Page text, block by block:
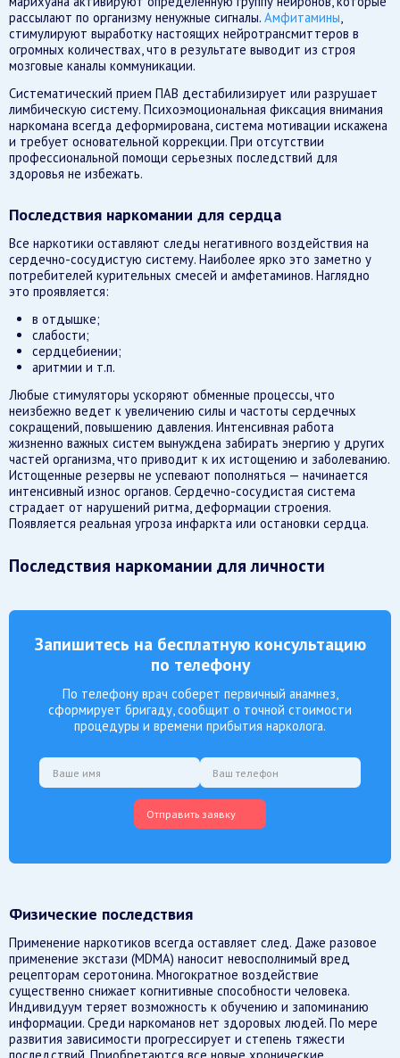
рассылают по организму ненужные сигналы. Амфитамины,
стимулируют выработку настоящих нейротрансмиттеров в
огромных количествах, что в результате выводит из строя
мозговые каналы коммуникации.
Систематический прием ПАВ дестабилизирует или разрушает
лимбическую систему. Психоэмоциональная фиксация внимания
наркомана всегда деформирована, система мотивации искажена
и требует основательной коррекции. При отсутствии
профессиональной помощи серьезных последствий для
здоровья не избежать.
Последствия наркомании для сердца
Все наркотики оставляют следы негативного воздействия на
сердечно-сосудистую систему. Наиболее ярко это заметно у
потребителей курительных смесей и амфетаминов. Наглядно
это проявляется:
в отдышке;
слабости;
сердцебиении;
аритмии и т.п.
Любые стимуляторы ускоряют обменные процессы, что
неизбежно ведет к увеличению силы и частоты сердечных
сокращений, повышению давления. Интенсивная работа
жизненно важных систем вынуждена забирать энергию у других
частей организма, что приводит к их истощению и заболеванию.
Истощенные резервы не успевают пополняться — начинается
интенсивный износ органов. Сердечно-сосудистая система
страдает от нарушений ритма, деформации строения.
Появляется реальная угроза инфаркта или остановки сердца.
Последствия наркомании для личности
Запишитесь на бесплатную консультацию
по телефону
По телефону врач соберет первичный анамнез,
сформирует бригаду, сообщит о точной стоимости
процедуры и времени прибытия нарколога.
Отправить заявку
Физические последствия
Применение наркотиков всегда оставляет след. Даже разовое
применение экстази (MDMA) наносит невосполнимый вред
рецепторам серотонина. Многократное воздействие
существенно снижает когнитивные способности человека.
Индивидуум теряет возможность к обучению и запоминанию
информации. Среди наркоманов нет здоровых людей. По мере
развития зависимости прогрессирует и степень тяжести